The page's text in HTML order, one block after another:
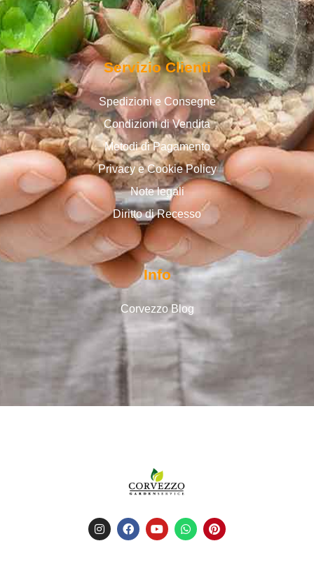
Servizio Clienti
Spedizioni e Consegne
Condizioni di Vendita
Metodi di Pagamento
Privacy e Cookie Policy
Note legali
Diritto di Recesso
Info
Corvezzo Blog